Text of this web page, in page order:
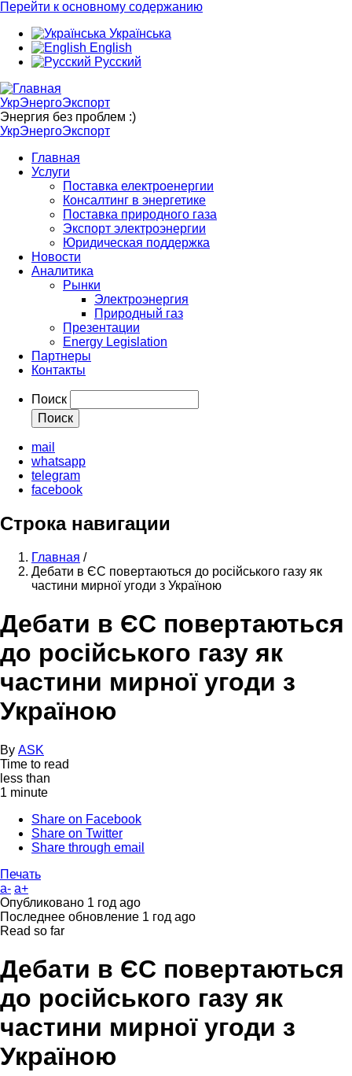
Перейти к основному содержанию
Українська
English
Русский
УкрЭнергоЭкспорт
Энергия без проблем :)
УкрЭнергоЭкспорт
Главная
Услуги
Поставка електроенергии
Консалтинг в энергетике
Поставка природного газа
Экспорт электроэнергии
Юридическая поддержка
Новости
Аналитика
Рынки
Электроэнергия
Природный газ
Презентации
Energy Legislation
Партнеры
Контакты
Поиск
mail
whatsapp
telegram
facebook
Строка навигации
Главная /
Дебати в ЄС повертаються до російського газу як
частини мирної угоди з Україною
Дебати в ЄС повертаються
до російського газу як
частини мирної угоди з
Україною
By ASK
Time to read
less than
1 minute
Share on Facebook
Share on Twitter
Share through email
Печать
a- a+
Опубликовано 1 год ago
Последнее обновление 1 год ago
Read so far
Дебати в ЄС повертаються
до російського газу як
частини мирної угоди з
Україною